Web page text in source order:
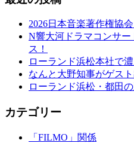
2026日本音楽著作権協
N響大河ドラマコンサー
ス！
ローランド浜松本社で
なんと大野知事がゲスト
ローランド浜松・都田
カテゴリー
「FILMO」関係